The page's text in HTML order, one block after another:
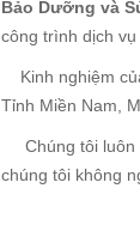
Bảo Dưỡng và
công trình dịch
Kinh nghiệm
Tỉnh Miền Nam,
Chúng tôi luôn
chúng tôi không